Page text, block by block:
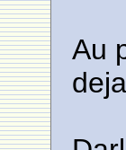
Au